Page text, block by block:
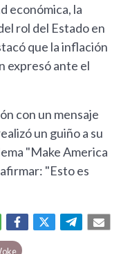
económica, la
rol del Estado en
que la inflación
expresó ante el
con un mensaje
un guiño a su
"Make America
"Esto es